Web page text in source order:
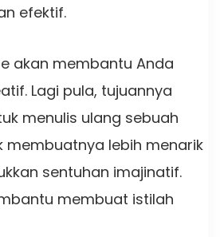
efektif.
akan membantu Anda
Lagi pula, tujuannya
menulis ulang sebuah
membuatnya lebih menarik
sentuhan imajinatif.
membuat istilah